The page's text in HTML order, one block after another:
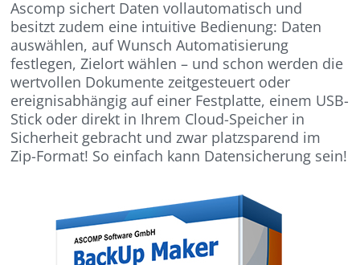
Ascomp sichert Daten vollautomatisch und
besitzt zudem eine intuitive Bedienung: Daten
auswählen, auf Wunsch Automatisierung
festlegen, Zielort wählen – und schon werden die
wertvollen Dokumente zeitgesteuert oder
ereignisabhängig auf einer Festplatte, einem USB-
Stick oder direkt in Ihrem Cloud-Speicher in
Sicherheit gebracht und zwar platzsparend im
Zip-Format! So einfach kann Datensicherung sein!